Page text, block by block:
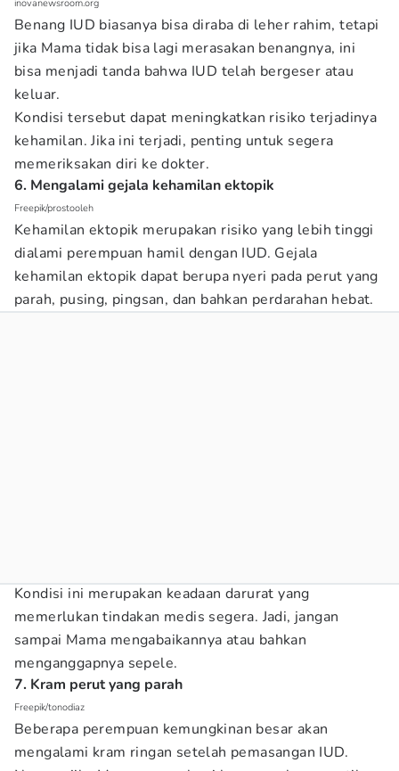
inovanewsroom.org
Benang IUD biasanya bisa diraba di leher rahim, tetapi
jika Mama tidak bisa lagi merasakan benangnya, ini
bisa menjadi tanda bahwa IUD telah bergeser atau
keluar.
Kondisi tersebut dapat meningkatkan risiko terjadinya
kehamilan. Jika ini terjadi, penting untuk segera
memeriksakan diri ke dokter.
6. Mengalami gejala kehamilan ektopik
Freepik/prostooleh
Kehamilan ektopik merupakan risiko yang lebih tinggi
dialami perempuan hamil dengan IUD. Gejala
kehamilan ektopik dapat berupa nyeri pada perut yang
parah, pusing, pingsan, dan bahkan perdarahan hebat.
Kondisi ini merupakan keadaan darurat yang
memerlukan tindakan medis segera. Jadi, jangan
sampai Mama mengabaikannya atau bahkan
menganggapnya sepele.
7. Kram perut yang parah
Freepik/tonodiaz
Beberapa perempuan kemungkinan besar akan
mengalami kram ringan setelah pemasangan IUD.